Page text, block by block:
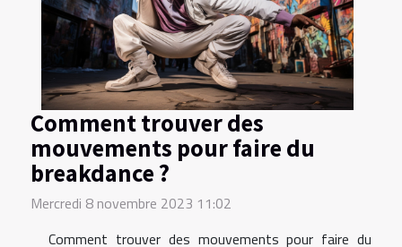
Comment trouver des
mouvements pour faire du
breakdance ?
Mercredi 8 novembre 2023 11:02
Comment trouver des mouvements pour faire du